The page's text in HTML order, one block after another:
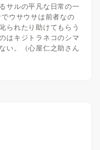
サルの平凡な日常の一
ウサウサは前者なの
られたり助けてもらう
はキジトラネコのシマ
い。（心屋仁之助さん